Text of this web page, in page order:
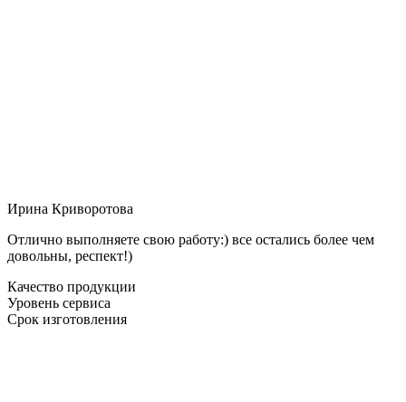
Ирина Криворотова
Отлично выполняете свою работу:) все остались более чем
довольны, респект!)
Качество продукции
Уровень сервиса
Срок изготовления